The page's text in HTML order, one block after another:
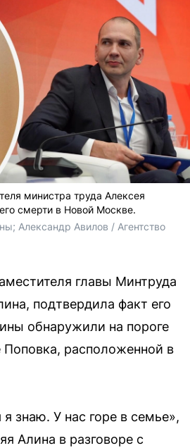
министра труда Алексея
смерти в Новой Москве.
Александр Авилов / Агентство
главы Минтруда
подтвердила факт его
обнаружили на пороге
Поповка, расположенной в
знаю. У нас горе в семье»,
Алина в разговоре с